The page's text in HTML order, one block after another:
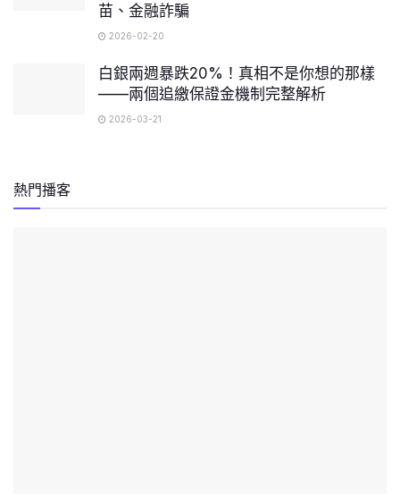
苗、金融詐騙
2026-02-20
白銀兩週暴跌20%！真相不是你想的那樣
——兩個追繳保證金機制完整解析
2026-03-21
熱門播客